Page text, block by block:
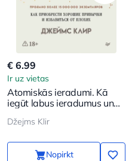
€ 6.99
Ir uz vietas
Atomiskās ieradumi. Kā
iegūt labus ieradumus un
Džejms Klir
Nopirkt